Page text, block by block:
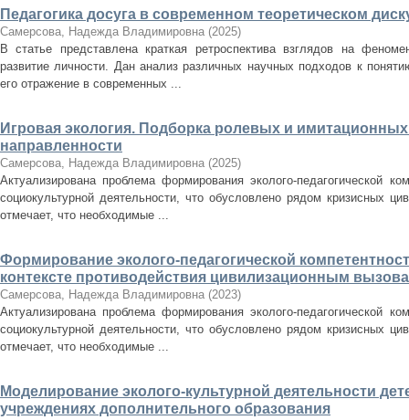
Педагогика досуга в современном теоретическом
Самерсова, Надежда Владимировна (2025)
В статье представлена краткая ретроспектива взглядов на
развитие личности. Дан анализ различных научных подходов к
его отражение в современных ...
Игровая экология. Подборка ролевых и имитационных
направленности
Самерсова, Надежда Владимировна (2025)
Актуализирована проблема формирования эколого-педагогической
социокультурной деятельности, что обусловлено рядом кризисных
отмечает, что необходимые ...
Формирование эколого-педагогической
контексте противодействия цивилизационным
Самерсова, Надежда Владимировна (2023)
Актуализирована проблема формирования эколого-педагогической
социокультурной деятельности, что обусловлено рядом кризисных
отмечает, что необходимые ...
Моделирование эколого-культурной деятельности
учреждениях дополнительного образования